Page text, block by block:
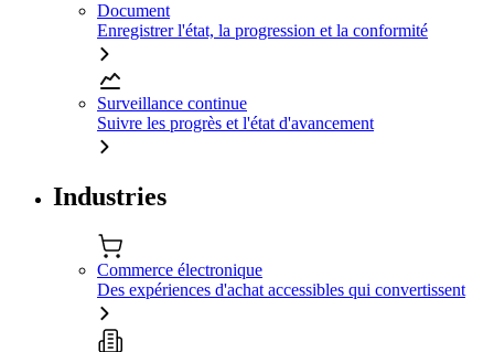
Document
Enregistrer l'état, la progression et la conformité
Surveillance continue
Suivre les progrès et l'état d'avancement
Industries
Commerce électronique
Des expériences d'achat accessibles qui convertissent